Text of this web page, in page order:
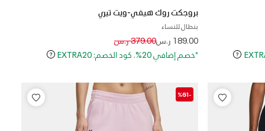
بروجكت روك هيفي-ويت تيري
بنطال للنساء
189.00 ر.سPrice reduced from
379.00 ر.سto
*خصم إضافي 20%. كود الخصم: EXTRA20
-%61